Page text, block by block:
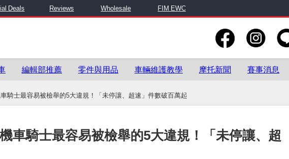
Deals Reviews Wholesale FIM EWC
編輯部推薦 零件與用品 車輛維護教學 摩托新聞 賽事消息
騎士最容易被檢舉的5大違規！「未停讓、超速」件數破百萬起
車騎士最容易被檢舉的5大違規！「未停讓、超